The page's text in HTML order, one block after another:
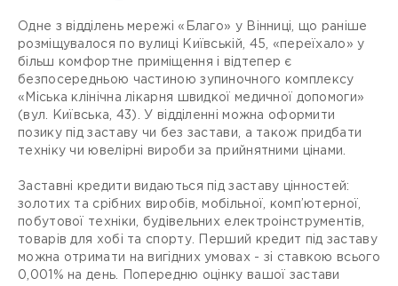
Одне з відділень мережі «Благо» у Вінниці, що раніше
розміщувалося по вулиці Київській, 45, «переїхало» у
більш комфортне приміщення і відтепер є
безпосередньою частиною зупиночного комплексу
«Міська клінічна лікарня швидкої медичної допомоги»
(вул. Київська, 43). У відділенні можна оформити
позику під заставу чи без застави, а також придбати
техніку чи ювелірні вироби за прийнятними цінами.
Заставні кредити видаються під заставу цінностей:
золотих та срібних виробів, мобільної, комп’ютерної,
побутової техніки, будівельних електроінструментів,
товарів для хобі та спорту. Перший кредит під заставу
можна отримати на вигідних умовах - зі ставкою всього
0,001% на день. Попередню оцінку вашої застави